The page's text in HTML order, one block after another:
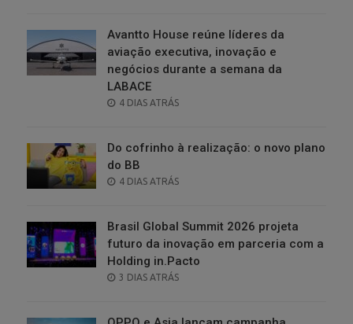
Avantto House reúne líderes da
aviação executiva, inovação e
negócios durante a semana da
LABACE
POSTED
4 DIAS ATRÁS
Do cofrinho à realização: o novo plano
do BB
POSTED
4 DIAS ATRÁS
Brasil Global Summit 2026 projeta
futuro da inovação em parceria com a
Holding in.Pacto
POSTED
3 DIAS ATRÁS